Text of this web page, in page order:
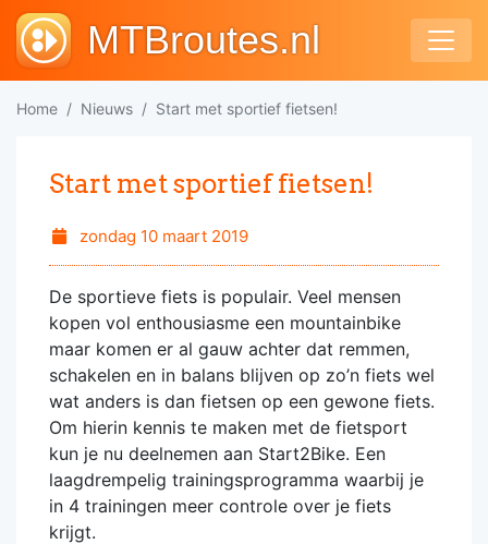
MTBroutes.nl
Home Nieuws Start met sportief fietsen!
Start met sportief fietsen!
zondag 10 maart 2019
De sportieve fiets is populair. Veel mensen
kopen vol enthousiasme een mountainbike
maar komen er al gauw achter dat remmen,
schakelen en in balans blijven op zo’n fiets wel
wat anders is dan fietsen op een gewone fiets.
Om hierin kennis te maken met de fietsport
kun je nu deelnemen aan Start2Bike. Een
laagdrempelig trainingsprogramma waarbij je
in 4 trainingen meer controle over je fiets
krijgt.